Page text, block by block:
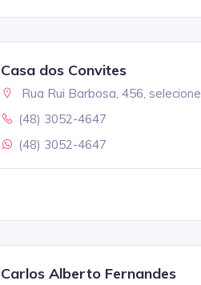
Casa dos Convites
Rua Rui Barbosa, 456, selecione
(48) 3052-4647
(48) 3052-4647
Carlos Alberto Fernandes